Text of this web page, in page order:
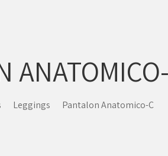
Leggings Pantalon Anatomico-C